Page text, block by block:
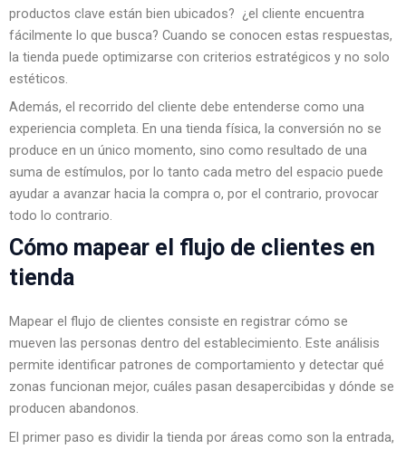
productos clave están bien ubicados? ¿el cliente encuentra
fácilmente lo que busca? Cuando se conocen estas respuestas,
la tienda puede optimizarse con criterios estratégicos y no solo
estéticos.
Además, el recorrido del cliente debe entenderse como una
experiencia completa. En una tienda física, la conversión no se
produce en un único momento, sino como resultado de una
suma de estímulos, por lo tanto cada metro del espacio puede
ayudar a avanzar hacia la compra o, por el contrario, provocar
todo lo contrario.
Cómo mapear el flujo de clientes en
tienda
Mapear el flujo de clientes consiste en registrar cómo se
mueven las personas dentro del establecimiento. Este análisis
permite identificar patrones de comportamiento y detectar qué
zonas funcionan mejor, cuáles pasan desapercibidas y dónde se
producen abandonos.
El primer paso es dividir la tienda por áreas como son la entrada,